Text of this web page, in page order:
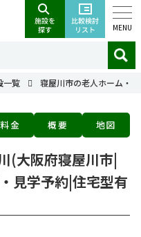
MENU
一覧 寝屋川市の老人ホーム・
料金 概要 地図
(大阪府寝屋川市|
見学予約|住宅型有